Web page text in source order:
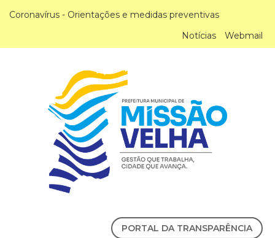
Coronavírus - Orientações e medidas preventivas
Notícias
Webmail
PORTAL DA TRANSPARÊNCIA